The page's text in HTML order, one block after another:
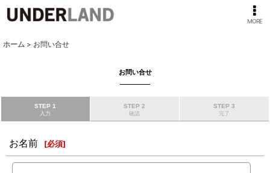
MORE
ホーム > お問い合せ
お問い合せ
STEP 1
入力
STEP 2
確認
STEP 3
完了
お名前 [必須]